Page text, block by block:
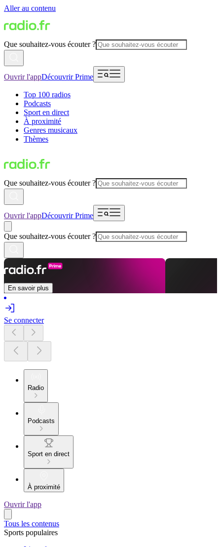
Aller au contenu
Que souhaitez-vous écouter ?
Ouvrir l'appDécouvrir Prime
Top 100 radios
Podcasts
Sport en direct
À proximité
Genres musicaux
Thèmes
Que souhaitez-vous écouter ?
Ouvrir l'appDécouvrir Prime
Que souhaitez-vous écouter ?
En savoir plus
Se connecter
Radio
Podcasts
Sport en direct
À proximité
Ouvrir l'app
Tous les contenus
Sports populaires